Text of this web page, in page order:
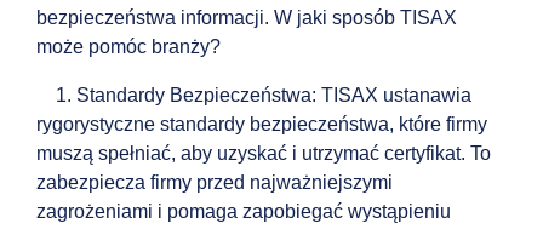
bezpieczeństwa informacji. W jaki sposób TISAX
może pomóc branży?
1. Standardy Bezpieczeństwa: TISAX ustanawia
rygorystyczne standardy bezpieczeństwa, które firmy
muszą spełniać, aby uzyskać i utrzymać certyfikat. To
zabezpiecza firmy przed najważniejszymi
zagrożeniami i pomaga zapobiegać wystąpieniu